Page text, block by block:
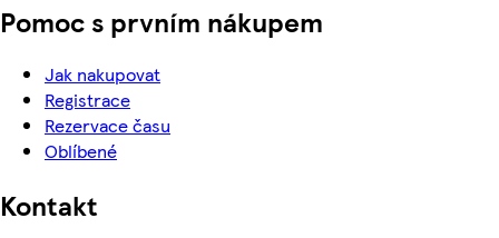
Pomoc s prvním nákupem
Jak nakupovat
Registrace
Rezervace času
Oblíbené
Kontakt